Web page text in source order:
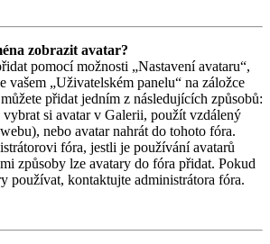
zobrazit avatar?
pomocí možnosti „Nastavení avataru“,
vašem „Uživatelském panelu“ na záložce
přidat jedním z následujících způsobů:
vybrat si avatar v Galerii, použít vzdálený
nebo avatar nahrát do tohoto fóra.
fóra, jestli je používání avatarů
způsoby lze avatary do fóra přidat. Pokud
používat, kontaktujte administrátora fóra.